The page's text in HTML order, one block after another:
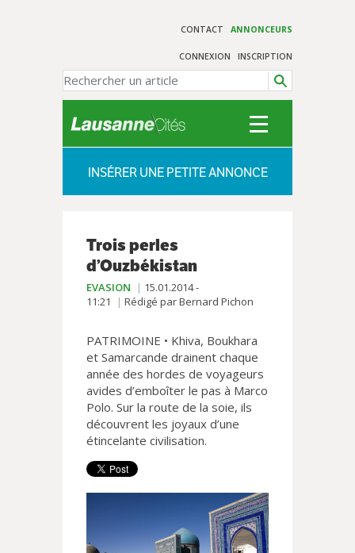
CONTACT ANNONCEURS
CONNEXION INSCRIPTION
INSÉRER UNE PETITE ANNONCE
Trois perles
d’Ouzbékistan
EVASION
15.01.2014 -
11:21
Rédigé par Bernard Pichon
PATRIMOINE • Khiva, Boukhara
et Samarcande drainent chaque
année des hordes de voyageurs
avides d’emboîter le pas à Marco
Polo. Sur la route de la soie, ils
découvrent les joyaux d’une
étincelante civilisation.